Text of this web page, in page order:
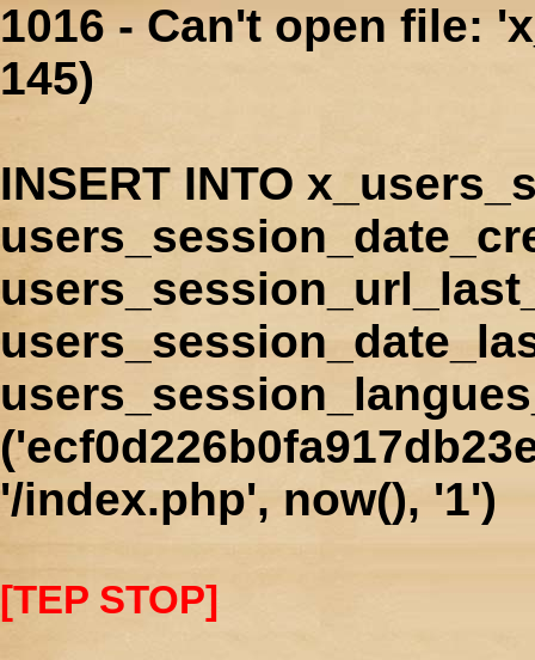
1016 - Can't open file:
145)
INSERT INTO
'/index.php', now(), '1')
[TEP STOP]